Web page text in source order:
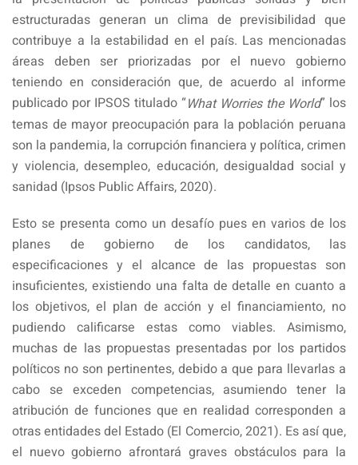
estructuradas generan un clima de previsibilidad que
contribuye a la estabilidad en el país. Las mencionadas
áreas deben ser priorizadas por el nuevo gobierno
teniendo en consideración que, de acuerdo al informe
publicado por IPSOS titulado “What Worries the World” los
temas de mayor preocupación para la población peruana
son la pandemia, la corrupción financiera y política, crimen
y violencia, desempleo, educación, desigualdad social y
sanidad (Ipsos Public Affairs, 2020).
Esto se presenta como un desafío pues en varios de los
planes de gobierno de los candidatos, las
especificaciones y el alcance de las propuestas son
insuficientes, existiendo una falta de detalle en cuanto a
los objetivos, el plan de acción y el financiamiento, no
pudiendo calificarse estas como viables. Asimismo,
muchas de las propuestas presentadas por los partidos
políticos no son pertinentes, debido a que para llevarlas a
cabo se exceden competencias, asumiendo tener la
atribución de funciones que en realidad corresponden a
otras entidades del Estado (El Comercio, 2021). Es así que,
el nuevo gobierno afrontará graves obstáculos para la